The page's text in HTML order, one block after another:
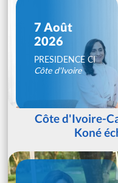
7 Août
2026
PRESIDENCE CI
Côte d'Ivoire
Côte d'Ivoire-
Koné